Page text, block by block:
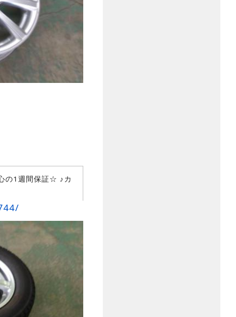
の1週間保証☆ ♪カ